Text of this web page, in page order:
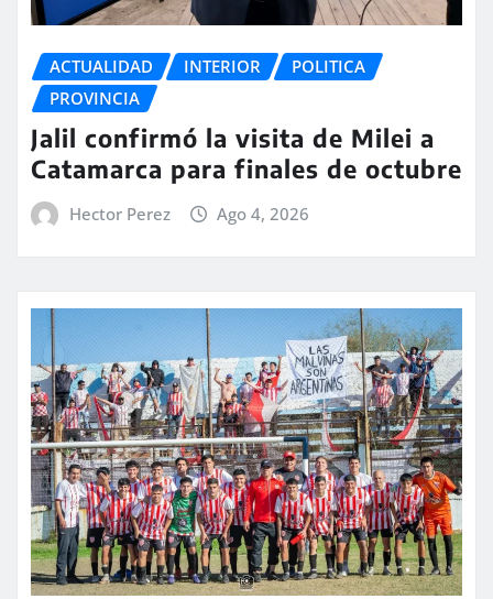
ACTUALIDAD INTERIOR
POLITICA
PROVINCIA
Jalil confirmó la visita de Milei a
Catamarca para finales de octubre
Hector Perez Ago 4, 2026